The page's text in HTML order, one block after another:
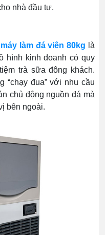
nhà đầu tư.
máy làm đá viên 80kg là
hình kinh doanh có quy
trà sữa đông khách.
“chạy đua” với nhu cầu
chủ động nguồn đá mà
bên ngoài.